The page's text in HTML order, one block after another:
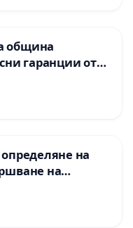
община
гаранции от
че ще се
норми!
на
на
пътен възел АМ
- к.к.